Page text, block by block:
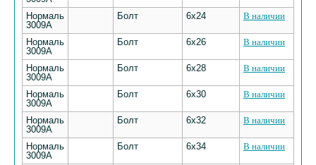
Нормаль
3009А
Болт 6х24 В наличии
Нормаль
3009А
Болт 6х26 В наличии
Нормаль
3009А
Болт 6х28 В наличии
Нормаль
3009А
Болт 6х30 В наличии
Нормаль
3009А
Болт 6х32 В наличии
Нормаль
3009А
Болт 6х34 В наличии